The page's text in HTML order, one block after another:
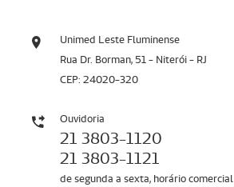
Unimed Leste Fluminense
Rua Dr. Borman, 51 - Niterói - RJ
CEP: 24020-320
Ouvidoria
21 3803-1120
21 3803-1121
de segunda a sexta, horário comercial